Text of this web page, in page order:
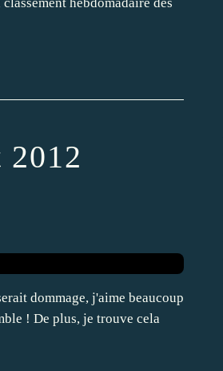
dommage, j'aime beaucoup
! De plus, je trouve cela